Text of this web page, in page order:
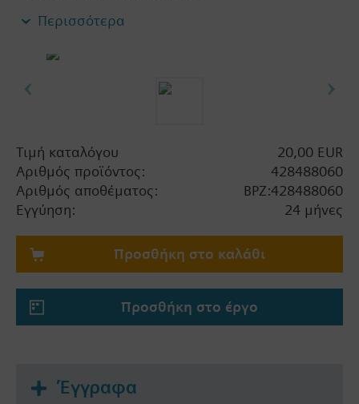
- VVF40.., VXF40.., DN 15...80
- VVF43.., VXF43., DN 65…150 (για μέσα < -5 °C)
Όταν χρησιμοποιούνται οι βάνες από τις σειρές
V..F43.. ή V..F53.. με εξάρτημα στεγανοποίησης
και μία μέση θερμοκρασία κάτω των -5 °C, το
εξάρτημα στεγανοποίησης πρέπει να
αντικατασταθεί.
Περισσότερα
Τιμή καταλόγου
20,00 EUR
Αριθμός προϊόντος:
428488060
Αριθμός αποθέματος:
BPZ:428488060
Εγγύηση:
24 μήνες
Προσθήκη στο καλάθι
Προσθήκη στο έργο
Έγγραφα